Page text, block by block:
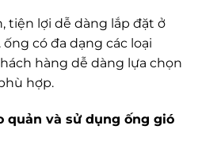
tiện lợi dễ dàng lắp đặt ở
có đa dạng các loại
hàng dễ dàng lựa chọn
hợp.
quản và sử dụng ống gió